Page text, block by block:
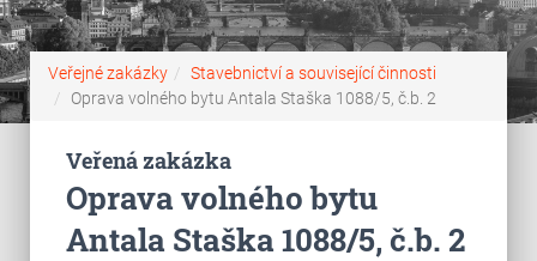
Veřejné zakázky
Stavebnictví a související činnosti
Oprava volného bytu Antala Staška 1088/5, č.b. 2
Veřená zakázka
Oprava volného bytu
Antala Staška 1088/5, č.b. 2